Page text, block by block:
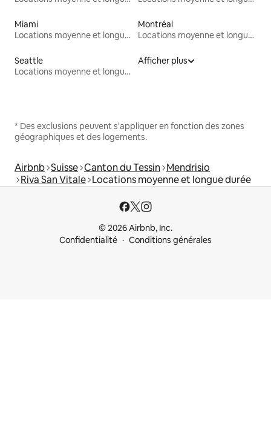
Miami
Locations moyenne et longue durée
Montréal
Locations moyenne et longue durée
Seattle
Locations moyenne et longue durée
Afficher plus
* Des exclusions peuvent s'appliquer en fonction des zones
géographiques et des logements.
Airbnb Suisse Canton du Tessin Mendrisio
Riva San Vitale Locations moyenne et longue durée
© 2026 Airbnb, Inc.
Confidentialité
Conditions générales